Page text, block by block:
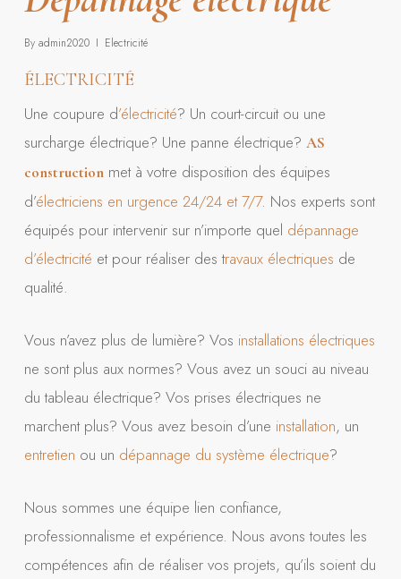
By admin2020 Electricité
ÉLECTRICITÉ
Une coupure d’électricité? Un court-circuit ou une
surcharge électrique? Une panne électrique? AS
constructionmet à votre disposition des équipes
d’électriciens en urgence 24/24 et 7/7. Nos experts sont
équipés pour intervenir sur n’importe quel dépannage
d’électricité et pour réaliser des travaux électriques de
qualité.
Vous n’avez plus de lumière? Vos installations électriques
ne sont plus aux normes? Vous avez un souci au niveau
du tableau électrique? Vos prises électriques ne
marchent plus? Vous avez besoin d’une installation, un
entretien ou un dépannage du système électrique?
Nous sommes une équipe lien confiance,
professionnalisme et expérience. Nous avons toutes les
compétences afin de réaliser vos projets, qu’ils soient du